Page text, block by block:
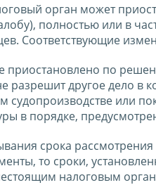
орган может
полностью или в
Соответствующие
приостановлено по
разрешит другое дело в
или
в порядке,
срока
то сроки,
налоговым